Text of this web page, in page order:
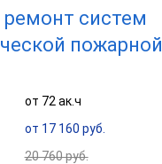
систем
пожарной
от 72 ак.ч
от 17 160 руб.
20 760 руб.